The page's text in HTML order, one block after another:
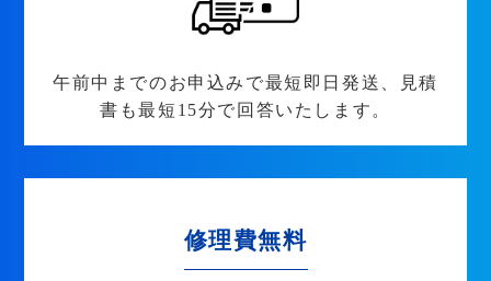
午前中までのお申込みで最短即日発送、見積
書も最短15分で回答いたします。
修理費無料